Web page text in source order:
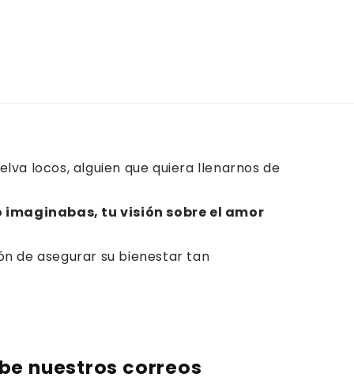
locos, alguien que quiera llenarnos de
imaginabas, tu visión sobre el amor
de asegurar su bienestar tan
nuestros correos